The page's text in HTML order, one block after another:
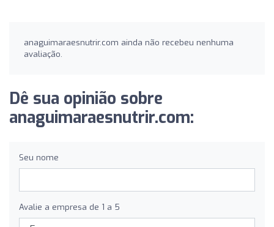
anaguimaraesnutrir.com ainda não recebeu nenhuma
avaliação.
Dê sua opinião sobre
anaguimaraesnutrir.com:
Seu nome
Avalie a empresa de 1 a 5